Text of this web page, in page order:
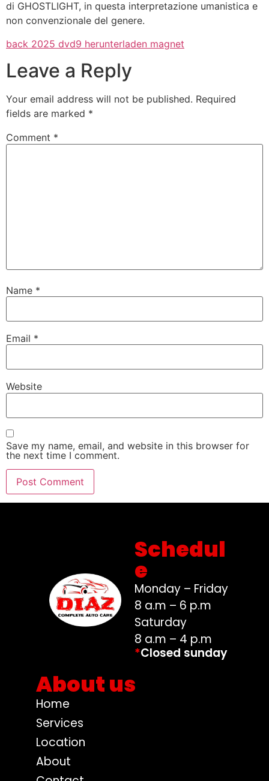
di GHOSTLIGHT, in questa interpretazione umanistica e
non convenzionale del genere.
back 2025 dvd9 herunterladen magnet
Leave a Reply
Your email address will not be published. Required
fields are marked *
Comment *
Name *
Email *
Website
Save my name, email, and website in this browser for
the next time I comment.
Schedul
e
Monday – Friday
8 a.m – 6 p.m
Saturday
8 a.m – 4 p.m
*Closed sunday
About us
Home
Services
Location
About